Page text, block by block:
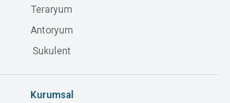
Teraryum
Antoryum
Sukulent
Kurumsal